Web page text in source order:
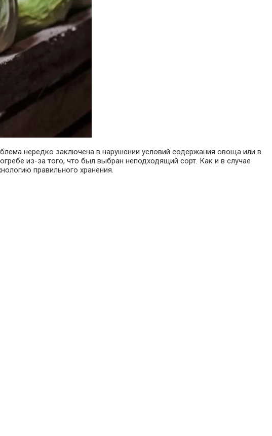
нередко заключена в нарушении условий содержания овоща или в
из-за того, что был выбран неподходящий сорт. Как и в случае
правильного хранения.